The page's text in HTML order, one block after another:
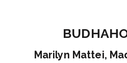
Marilyn Mattei,